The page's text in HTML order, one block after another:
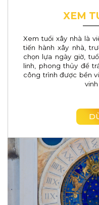
Bắc Giang
Hòa Bình
Lào Cai
Nam Định
Quảng Ngãi
XEM
Xem tuổi xây nhà là
tiến hành xây nhà,
chọn lựa ngày giờ,
linh, phong thủy để
công trình được bền